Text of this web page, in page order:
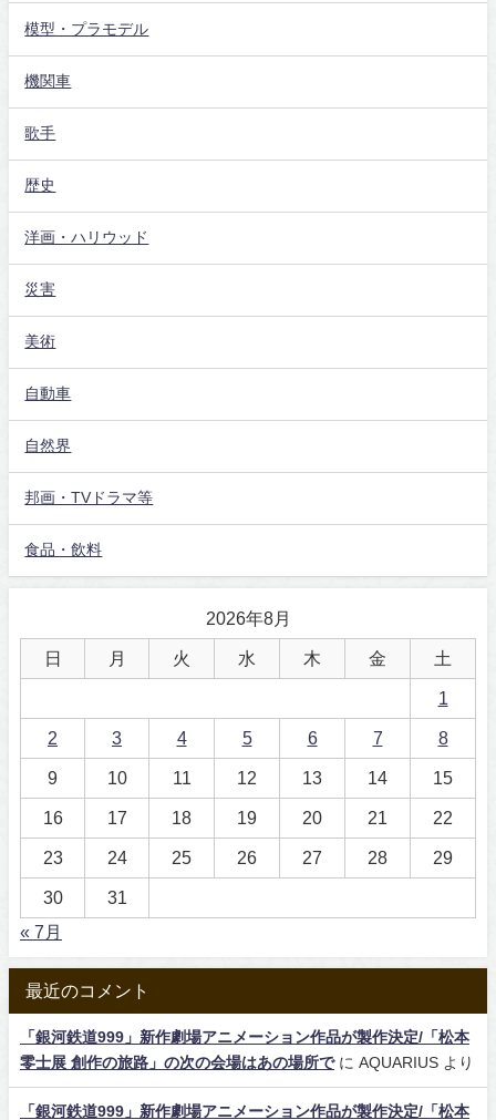
模型・プラモデル
機関車
歌手
歴史
洋画・ハリウッド
災害
美術
自動車
自然界
邦画・TVドラマ等
食品・飲料
2026年8月
日 月 火 水 木 金 土
1
2 3 4 5 6 7 8
9 10 11 12 13 14 15
16 17 18 19 20 21 22
23 24 25 26 27 28 29
30
31
« 7月
最近のコメント
「銀河鉄道999」新作劇場アニメーション作品が製作決定/「松本
零士展 創作の旅路」の次の会場はあの場所でに AQUARIUS より
「銀河鉄道999」新作劇場アニメーション作品が製作決定/「松本